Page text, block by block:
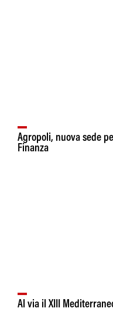
Agropoli, nuova sede
Finanza
Al via il XIII